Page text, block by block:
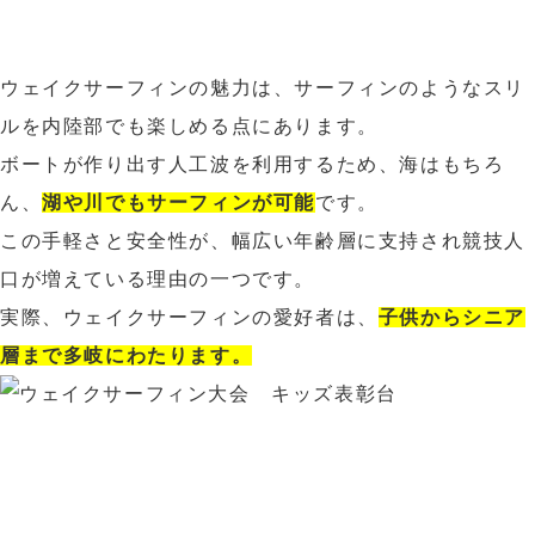
ウェイクサーフィンの魅力は、サーフィンのようなスリ
ルを内陸部でも楽しめる点にあります。
ボートが作り出す人工波を利用するため、海はもちろ
ん、湖や川でもサーフィンが可能です。
この手軽さと安全性が、幅広い年齢層に支持され競技人
口が増えている理由の一つです。
実際、ウェイクサーフィンの愛好者は、 子供からシニア
層まで多岐にわたります。